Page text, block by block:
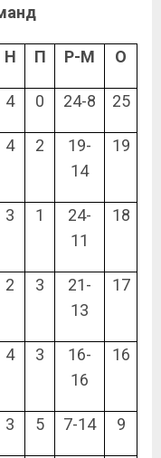
Н П Р-М О
4 0 24-8 25
4 2
19-
14
19
3 1
24-
11
18
2 3
21-
13
17
4 3
16-
16
16
3 5 7-14 9